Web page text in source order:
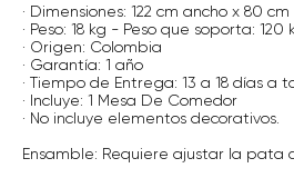
· Dimensiones: 122 cm ancho x 80
· Peso: 18 kg - Peso que soporta: 120
· Origen: Colombia
· Garantía: 1 año
· Tiempo de Entrega: 13 a 18 días a
· Incluye: 1 Mesa De Comedor
· No incluye elementos decorativos.
Ensamble: Requiere ajustar la pata